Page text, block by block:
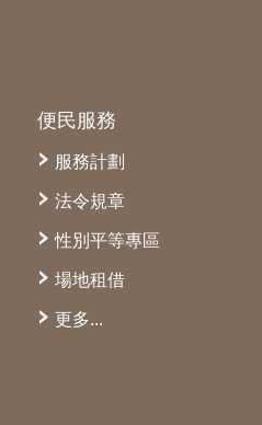
便民服務
服務計劃
法令規章
性別平等專區
場地租借
更多...